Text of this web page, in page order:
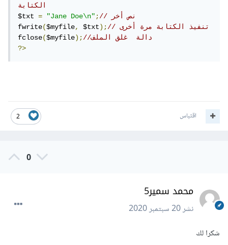
$txt = "Jane Doe\n";
fwrite($myfile, $txt);
fclose($myfile);
?>
2 اقتباس
0
محمد سمير5
نشر20 سبتمبر 2020
شكرا لك